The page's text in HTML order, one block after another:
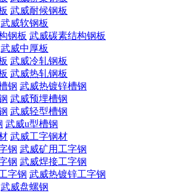
武威耐候钢板
武威软钢板
武威碳素结构钢板
武威中厚板
武威冷轧钢板
武威热轧钢板
武威热镀锌槽钢
武威预埋槽钢
武威轻型槽钢
武威u型槽钢
武威工字钢材
武威矿用工字钢
武威焊接工字钢
武威热镀锌工字钢
武威盘螺钢